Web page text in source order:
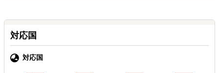
対応国
対応国